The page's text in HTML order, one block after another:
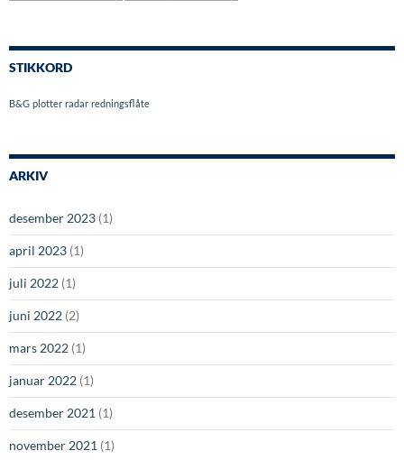
STIKKORD
B&G plotter radar redningsflåte
ARKIV
desember 2023 (1)
april 2023 (1)
juli 2022 (1)
juni 2022 (2)
mars 2022 (1)
januar 2022 (1)
desember 2021 (1)
november 2021 (1)